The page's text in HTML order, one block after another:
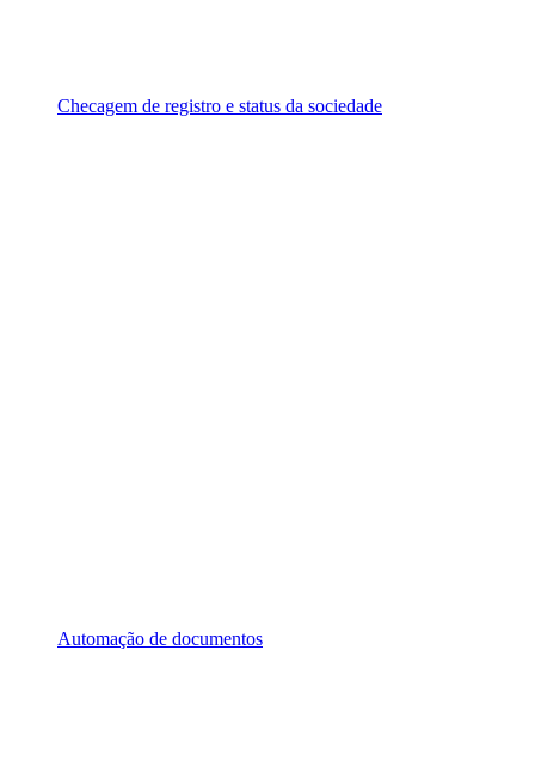
Checagem de registro e status da sociedade
Automação de documentos